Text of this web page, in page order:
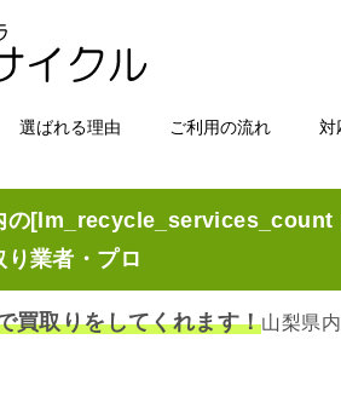
選ばれる理由 ご利用の流れ 対
の[lm_recycle_services_count
り業者・プロ
買取りをしてくれます！山梨県